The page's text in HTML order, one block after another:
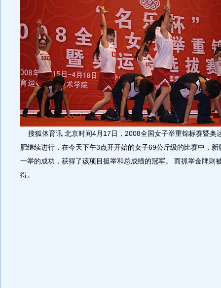
搜狐体育讯 北京时间4月17日，2008全国女子举重锦标赛暨奥
肥继续进行，在今天下午3点开开始的女子69公斤级的比赛中，
一举的成功，获得了该项目挺举和总成绩的冠军。 而抓举金牌则
得。